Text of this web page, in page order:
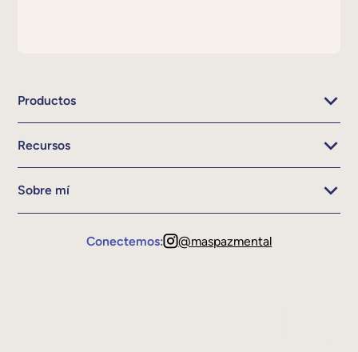
Productos
Recursos
Sobre mí
Conectemos: @maspazmental